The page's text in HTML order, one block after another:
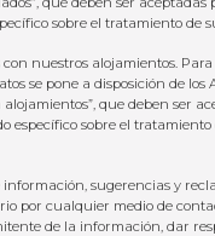
sobre el tratamiento de
con nuestros alojamientos.
se pone a disposición de los
alojamientos”, que deben ser
específico sobre el tratamiento
sugerencias y
por cualquier medio de
de la información, dar